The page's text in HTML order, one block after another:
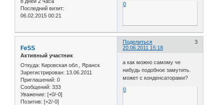
8 дней 2 часа
Последний визит:
06.02.2015 00:21
0
Поделиться
3
20.06.2011 15:18
FeSS
Активный участник
Откуда: Кировская обл., Яранск
Зарегистрирован: 13.06.2011
Приглашений: 0
Сообщений: 333
Уважение: [+0/-0]
Позитив: [+2/-0]
а как можно самому че
нибудь подобное замутить.
может с конденсаторами?
0